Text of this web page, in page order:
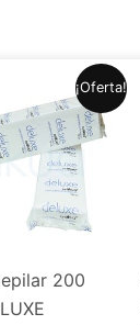
¡Oferta!
200
€.
precio
actual
es:
6,49 €.